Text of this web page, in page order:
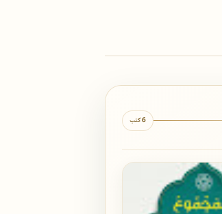
6 كتب